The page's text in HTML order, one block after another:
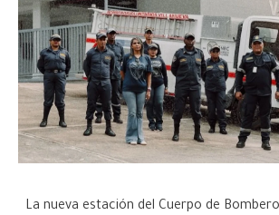
gra
ma
La nueva estación del Cuerpo de